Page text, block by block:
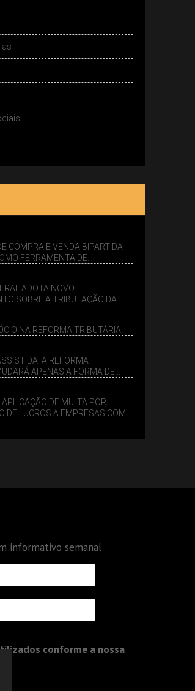
COMPRA E VENDA BIPARTIDA
FERRAMENTA DE
ADOTA NOVO
SOBRE A TRIBUTAÇÃO DA
NA REFORMA TRIBUTÁRIA
A REFORMA
APENAS A FORMA DE
DE MULTA POR
DE LUCROS A EMPRESAS COM
informativo semanal
conforme a nossa